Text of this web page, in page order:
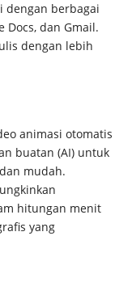
dengan berbagai
Docs, dan Gmail.
dengan lebih
animasi otomatis
buatan (AI) untuk
mudah.
hitungan menit
yang